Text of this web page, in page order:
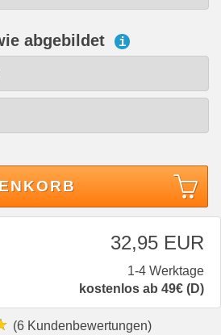
abgebildet i
32,95 EUR
1-4 Werktage
kostenlos ab 49€ (D)
(6 Kundenbewertungen)